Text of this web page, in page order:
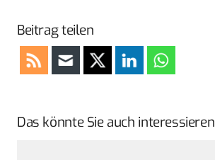
Beitrag teilen
Das könnte Sie auch interessieren